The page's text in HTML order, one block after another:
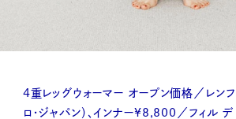
4重レッグウォーマー オープン価格／レンフ
ロ・ジャパン）、インナー¥8,800／フィル